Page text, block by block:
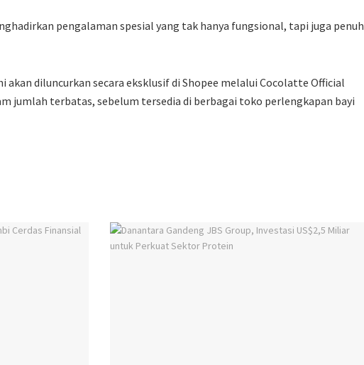
pengalaman spesial yang tak hanya fungsional, tapi juga penuh
diluncurkan secara eksklusif di Shopee melalui Cocolatte Official
jumlah terbatas, sebelum tersedia di berbagai toko perlengkapan bayi